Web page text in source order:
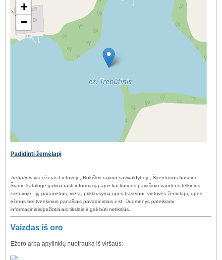
+
−
Padidinti žemėlapį
Trebūtinis yra ežeras Lietuvoje, Rokiškio rajono savivaldybėje, Šventosios baseine.
Šiame kataloge galima rasti informaciją apie kai kuriuos paviršinio vandens telkinius
Lietuvoje - jų parametrus, vietą, priklausymą upės baseinui, vietovės žemėlapį, upes,
ežerus bei tvenkinius panašiais pavadinimais ir kt. Duomenys pateikiami
informaciniais/pažintiniais tikslais ir gali būti netikslūs.
Vaizdas iš oro
Ežero arba apylinkių nuotrauka iš viršaus: